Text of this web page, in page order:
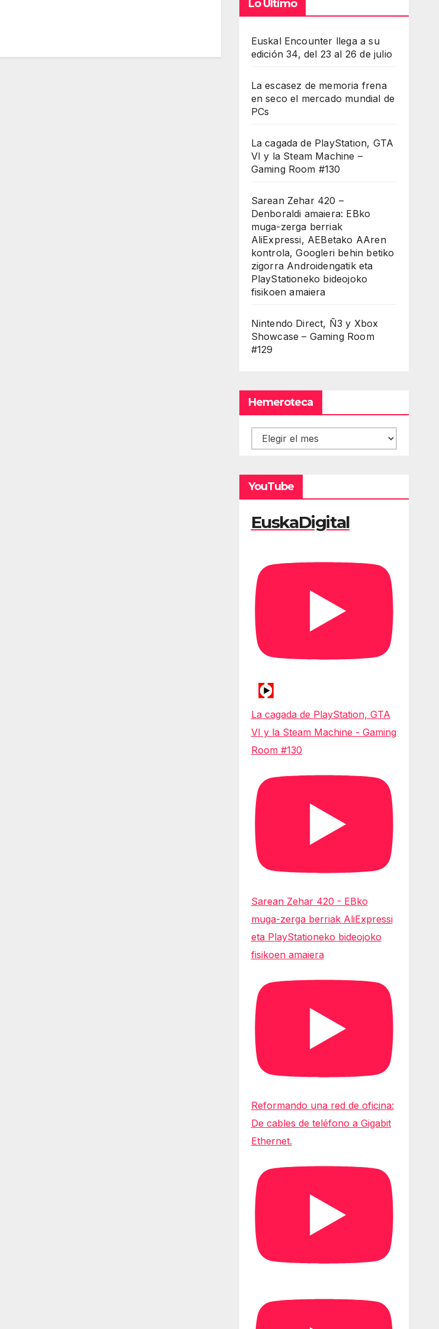
Lo Último
Euskal Encounter llega a su
edición 34, del 23 al 26 de julio
La escasez de memoria frena
en seco el mercado mundial de
PCs
La cagada de PlayStation, GTA
VI y la Steam Machine –
Gaming Room #130
Sarean Zehar 420 –
Denboraldi amaiera: EBko
muga-zerga berriak
AliExpressi, AEBetako AAren
kontrola, Googleri behin betiko
zigorra Androidengatik eta
PlayStationeko bideojoko
fisikoen amaiera
Nintendo Direct, Ñ3 y Xbox
Showcase – Gaming Room
#129
Hemeroteca
Hemeroteca
YouTube
EuskaDigital
La cagada de PlayStation, GTA
VI y la Steam Machine - Gaming
Room #130
Sarean Zehar 420 - EBko
muga-zerga berriak AliExpressi
eta PlayStationeko bideojoko
fisikoen amaiera
Reformando una red de oficina:
De cables de teléfono a Gigabit
Ethernet.